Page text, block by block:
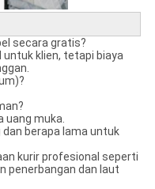
secara gratis?
untuk klien, tetapi biaya
uang muka.
dan berapa lama untuk
kurir profesional seperti
penerbangan dan laut